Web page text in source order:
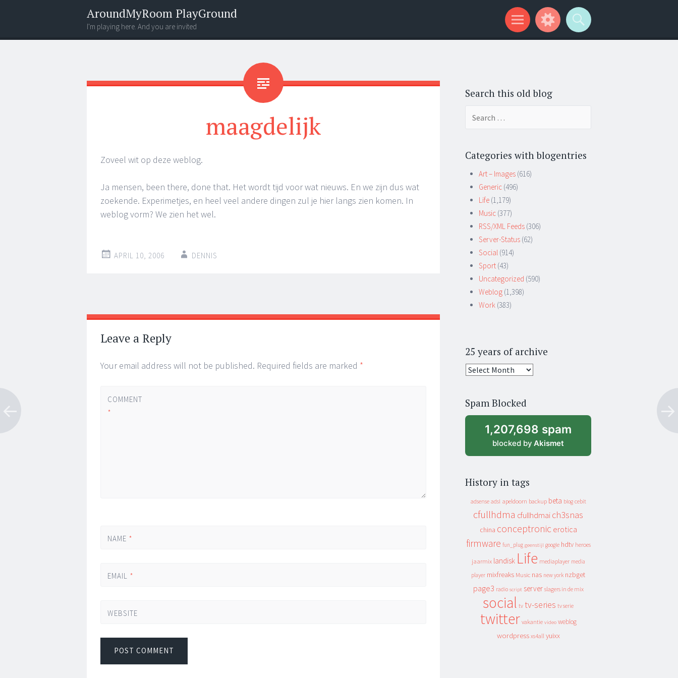
AroundMyRoom PlayGround
I'm playing here. And you are invited
Menu
Widgets
Search
maagdelijk
Zoveel wit op deze weblog.
Ja mensen, been there, done that. Het wordt tijd voor wat nieuws. En we zijn dus wat
zoekende. Experimetjes, en heel veel andere dingen zul je hier langs zien komen. In
weblog vorm? We zien het wel.
APRIL 10, 2006 DENNIS
Post
navigation
←
→
Leave a Reply
Your email address will not be published. Required fields are marked *
COMMENT
*
NAME *
EMAIL *
WEBSITE
Search this old blog
Categories with blogentries
Art – Images (616)
Generic (496)
Life (1,179)
Music (377)
RSS/XML Feeds (306)
Server-Status (62)
Social (914)
Sport (43)
Uncategorized (590)
Weblog (1,398)
Work (383)
25 years of archive
25
archive
Spam Blocked
1,207,698 spam
blocked by Akismet
History in tags
adsense adsl apeldoorn backup beta blog cebit
cfullhdma cfullhdmai ch3snas
china conceptronic erotica
firmware fun_plug geenstijl google hdtv heroes
jaarmix landisk Life mediaplayer media
player mixfreaks Music nas new york nzbget
page3 radio script server slagers in de mix
social tv tv-series tv serie
twitter vakantie video weblog
wordpress xs4all yuixx